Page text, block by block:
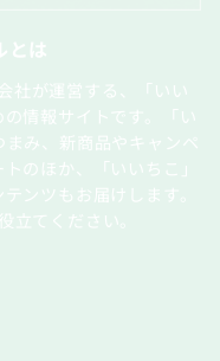
は
社が運営する、「いい
情報サイトです。「い
み、新商品やキャンペ
のほか、「いいちこ」
ンツもお届けします。
てください。